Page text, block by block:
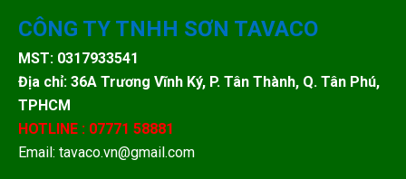
CÔNG TY TNHH SƠN TAVACO
MST: 0317933541
Địa chỉ: 36A Trương Vĩnh Ký, P. Tân Thành, Q. Tân Phú,
TPHCM
HOTLINE : 07771 58881
Email: tavaco.vn@gmail.com